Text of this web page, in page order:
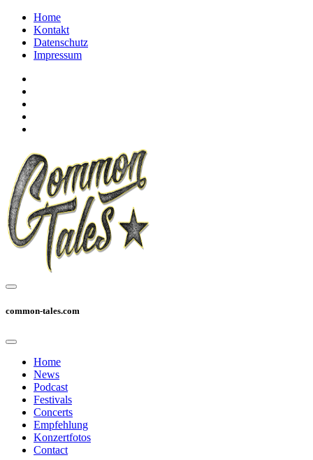
Home
Kontakt
Datenschutz
Impressum
common-tales.com
Home
News
Podcast
Festivals
Concerts
Empfehlung
Konzertfotos
Contact